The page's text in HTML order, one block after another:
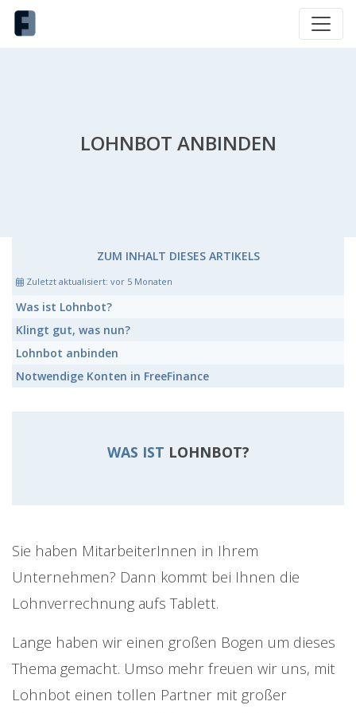
LOHNBOT ANBINDEN
ZUM INHALT DIESES ARTIKELS
Zuletzt aktualisiert: vor 5 Monaten
Was ist Lohnbot?
Klingt gut, was nun?
Lohnbot anbinden
Notwendige Konten in FreeFinance
WAS IST LOHNBOT?
Sie haben MitarbeiterInnen in Ihrem
Unternehmen? Dann kommt bei Ihnen die
Lohnverrechnung aufs Tablett.
Lange haben wir einen großen Bogen um dieses
Thema gemacht. Umso mehr freuen wir uns, mit
Lohnbot einen tollen Partner mit großer